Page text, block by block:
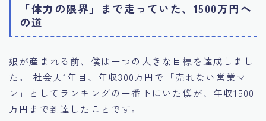
「体力の限界」まで走っていた、1500万円へ
の道
娘が産まれる前、僕は一つの大きな目標を達成しまし
た。 社会人1年目、年収300万円で「売れない営業マ
ン」としてランキングの一番下にいた僕が、年収1500
万円まで到達したことです。